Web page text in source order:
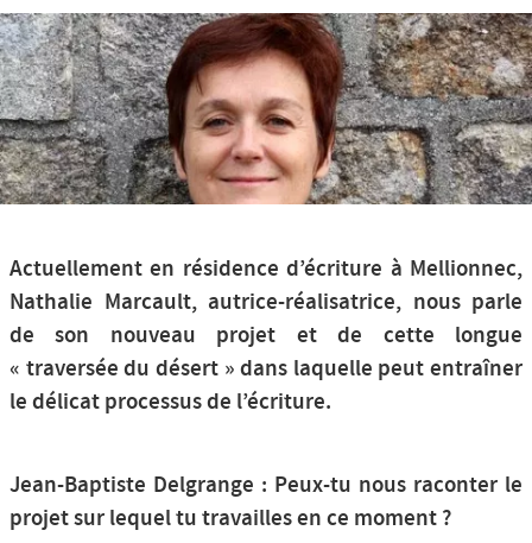
Nos productions et +
Actuellement en résidence d’écriture à Mellionnec,
Nathalie Marcault, autrice-réalisatrice, nous parle
de son nouveau projet et de cette longue
« traversée du désert » dans laquelle peut entraîner
le délicat processus de l’écriture.
Jean-Baptiste Delgrange : Peux-tu nous raconter le
projet sur lequel tu travailles en ce moment ?